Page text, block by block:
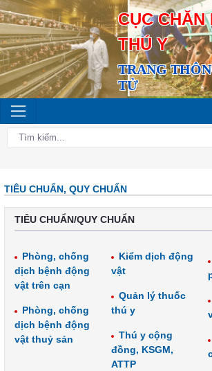
CỤC CHĂN
THÚ Y
TRANG
TỬ
TIÊU CHUẨN, QUY CHUẨN
TIÊU CHUẨN/QUY CHUẨN
Phòng, chống
dịch bệnh động
vật trên cạn
Phòng, chống
dịch bệnh động
vật thuỷ sản
Kiểm dịch động
vật
Quản lý thuốc
thú y
Thú y cộng
đồng, KSGM,
ATTP